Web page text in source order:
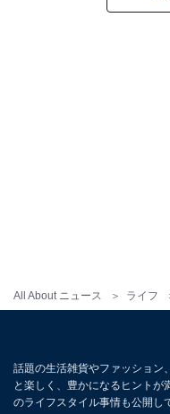
All About ニュース ライフ
購入前にダメージが
万が一出品した商品に
すれば良いのでしょう
程度に応じて判断して
話題の生活雑貨やファッション
と楽しく、豊かになるヒントが
のライフスタイル事情も公開し